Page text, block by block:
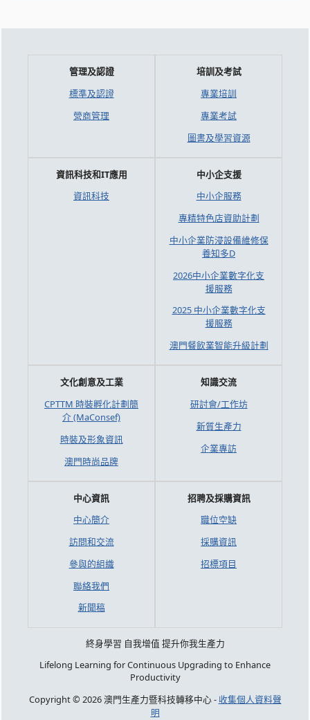
管理及認證
標準及認證
營商管理
培訓及考試
專業培訓
專業考試
圖書及學習資源
資訊科技和IT應用
資訊科技
中小企支援
中小企服務
專精特色店資助計劃
中小企業防浸設備維修保
養知多D
2026中小企業數字化支
援服務
2025 中小企業數字化支
援服務
澳門餐飲業智能升級計劃
文化創意及工業
CPTTM 時裝孵化計劃簡
介 (MaConsef)
時裝及形象資訊
澳門時尚品牌
知識交流
研討會/工作坊
新質生產力
企業專訪
中心資訊
中心簡介
訪問和交流
參與的組織
聯絡我們
新聞稿
招聘及採購資訊
職位空缺
採購資訊
招標項目
終身學習 自我增值 提升你我生產力
Lifelong Learning for Continuous Upgrading to Enhance
Productivity
Copyright © 2026 澳門生產力暨科技轉移中心 - 收集個人資料聲
明